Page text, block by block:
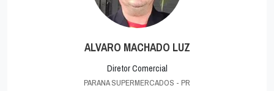
ALVARO MACHADO LUZ
Diretor Comercial
PARANA SUPERMERCADOS - PR